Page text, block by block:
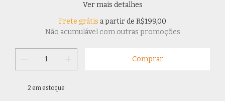
Ver mais detalhes
Frete grátis a partir de R$199,00
Não acumulável com outras promoções
2 em estoque